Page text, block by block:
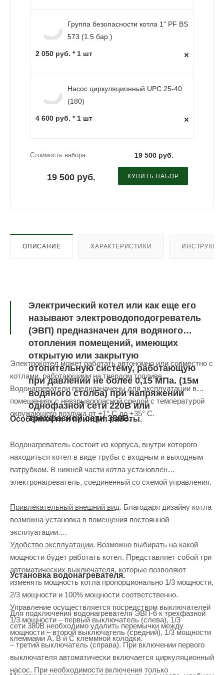
Группа безопасности котла 1" PF BS
573 (1.5 бар.)
2 050 руб. * 1 шт
Насос циркуляционный UPC 25-40
(180)
4 600 руб. * 1 шт
Стоимость набора 19 500 руб.
19 500 руб. КУПИТЬ НАБОР
ОПИСАНИЕ ХАРАКТЕРИСТИКИ
Электрический котел или как еще его
называют электроводоподогреватель
(ЭВП) предназначен для водяного
отопления помещений, имеющих
открытую или закрытую
отопительную систему, работающую
при давлении не более 0,15 МПа. (15м
водяного столба) при напряжении
однофазной сети 220В или
трехфазной сети 380В.
Электрокотел может работать автономно или совместно с
котлами, работающими на твердом топливе.
Водонагреватели предназначены для эксплуатации в
помещениях с невзрывоопасной средой с температурой
окружающего воздуха от +1° С до +35° С.
Особенности и принцип работы.
Водонагреватель состоит из корпуса, внутри которого
находиться котел в виде трубы с входным и выходным
патрубком. В нижней части котла установлен
электронагреватель, соединенный со схемой управления.
Привлекательный внешний вид. Благодаря дизайну котла
возможна установка в помещения постоянной
эксплуатации.
Удобство эксплуатации. Возможно выбирать на какой
мощности будет работать котел. Представляет собой три
автоматических выключателя, которые позволяют
изменять мощность котла пропорционально 1/3 мощности,
2/3 мощности и 100% мощности соответственно.
Управление осуществляется посредством выключателей
1/3 мощности – первый выключатель (слева), 1/3
мощности – второй выключатель (средний), 1/3 мощности
– третий выключатель (справа). При включении первого
выключателя автоматически включается циркуляционный
насос. При необходимости включения только
Установка водонагревателя.
Для подключения водонагревателя ЭВП-6 к трехфазной
сети 380В необходимо удалить перемычки между
клеммами А, В и С клеммной колодки.